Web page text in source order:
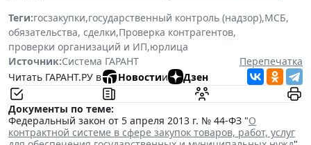
Теги:госзакупки,государственный контроль (надзор),МСБ,
обязательства, сделки,Проверка контрагентов,
проверки организаций и ИП,юрлица
Источник:Система ГАРАНТ
Перепечатка
Читать ГАРАНТ.РУ в
Новостии Дзен
Документы по теме:
Федеральный закон от 5 апреля 2013 г. № 44-ФЗ "О
контрактной системе в сфере закупок товаров, работ, услуг